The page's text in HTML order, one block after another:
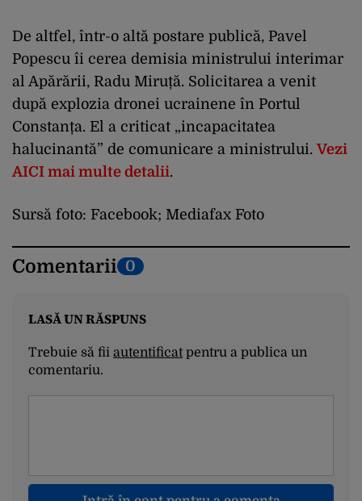
De altfel, într-o altă postare publică, Pavel
Popescu îi cerea demisia ministrului interimar
al Apărării, Radu Miruță. Solicitarea a venit
după explozia dronei ucrainene în Portul
Constanța. El a criticat „incapacitatea
halucinantă” de comunicare a ministrului.Vezi
AICI mai multe detalii.
Sursă foto: Facebook; Mediafax Foto
Comentarii 0
LASĂ UN RĂSPUNS
Trebuie să fii autentificatpentru a publica un
comentariu.